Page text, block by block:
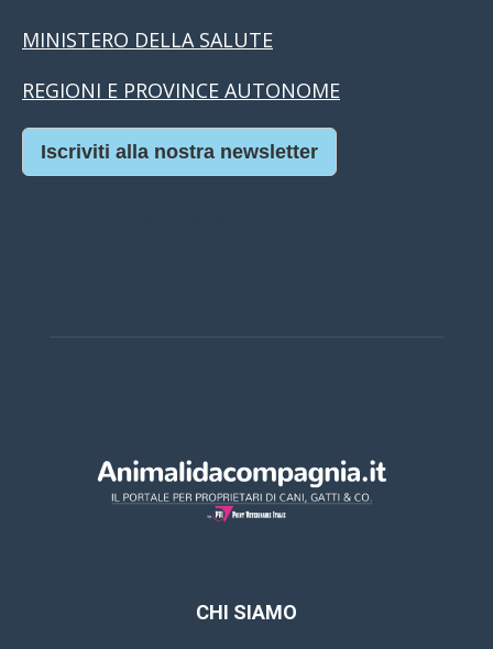
MINISTERO DELLA SALUTE
REGIONI E PROVINCE AUTONOME
Iscriviti alla nostra newsletter
CHI SIAMO